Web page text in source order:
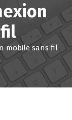
mobile sans fil